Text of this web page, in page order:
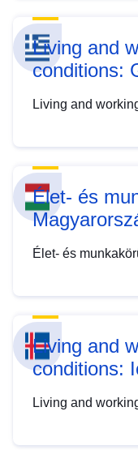
Living and
conditions:
Living and
Élet- és
Élet- és
Living and
conditions:
Living and